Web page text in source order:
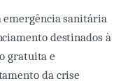
emergência sanitária
destinados à
gratuita e
da crise